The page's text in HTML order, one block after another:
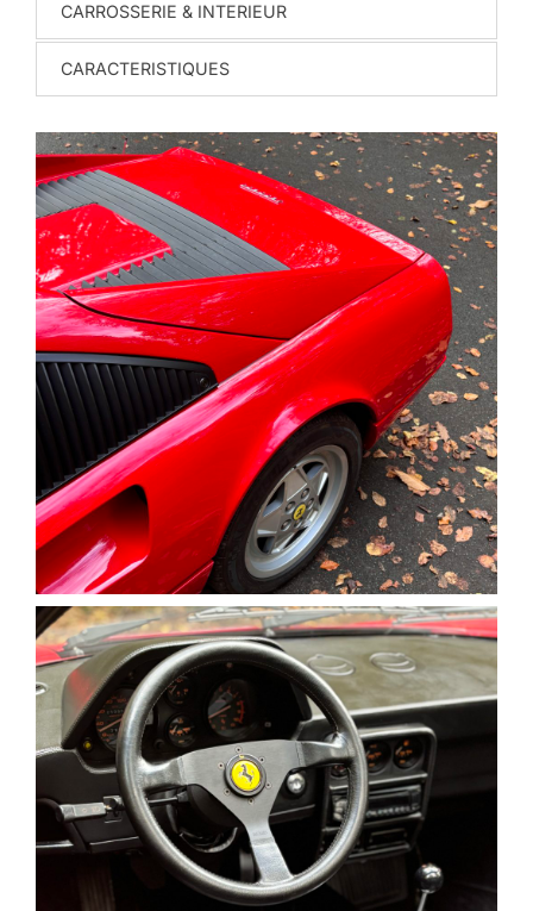
CARROSSERIE & INTERIEUR
CARACTERISTIQUES